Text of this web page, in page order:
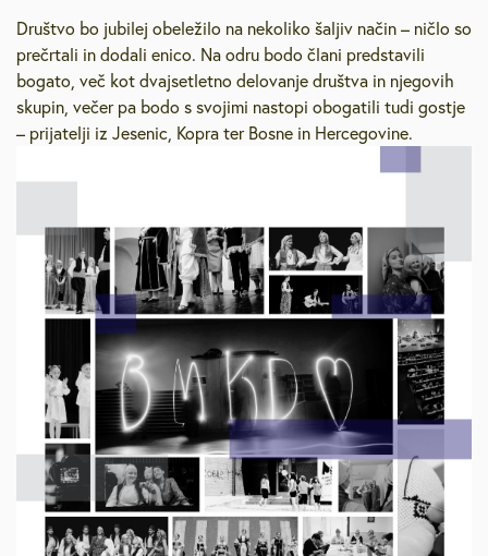
Društvo bo jubilej obeležilo na nekoliko šaljiv način – ničlo so
prečrtali in dodali enico. Na odru bodo člani predstavili
bogato, več kot dvajsetletno delovanje društva in njegovih
skupin, večer pa bodo s svojimi nastopi obogatili tudi gostje
– prijatelji iz Jesenic, Kopra ter Bosne in Hercegovine.